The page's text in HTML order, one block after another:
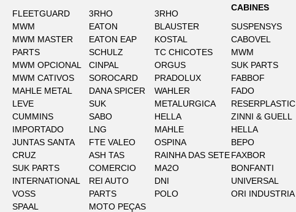
FLEETGUARD
MWM
MWM MASTER
PARTS
MWM OPCIONAL
MWM CATIVOS
MAHLE METAL
LEVE
CUMMINS
IMPORTADO
JUNTAS SANTA
CRUZ
SUK PARTS
INTERNATIONAL
VOSS
SPAAL
3RHO
EATON
EATON EAP
SCHULZ
CINPAL
SOROCARD
DANA SPICER
SUK
SABO
LNG
FTE VALEO
ASH TAS
COMERCIO
REI AUTO
PARTS
MOTO PEÇAS
3RHO
BLAUSTER
KOSTAL
TC CHICOTES
ORGUS
PRADOLUX
WAHLER
METALURGICA
HELLA
MAHLE
OSPINA
RAINHA DAS SETE
MA2O
DNI
POLO
CABINES
SUSPENSYS
CABOVEL
MWM
SUK PARTS
FABBOF
FADO
RESERPLASTIC
ZINNI & GUELL
HELLA
BEPO
FAXBOR
BONFANTI
UNIVERSAL
ORI INDUSTRIA